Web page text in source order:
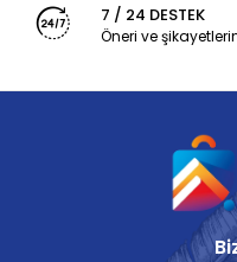
7 / 24 DESTEK
Öneri ve